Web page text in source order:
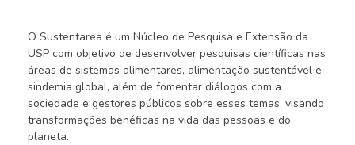
O Sustentarea é um Núcleo de Pesquisa e Extensão da
USP com objetivo de desenvolver pesquisas científicas nas
áreas de sistemas alimentares, alimentação sustentável e
sindemia global, além de fomentar diálogos com a
sociedade e gestores públicos sobre esses temas, visando
transformações benéficas na vida das pessoas e do
planeta.